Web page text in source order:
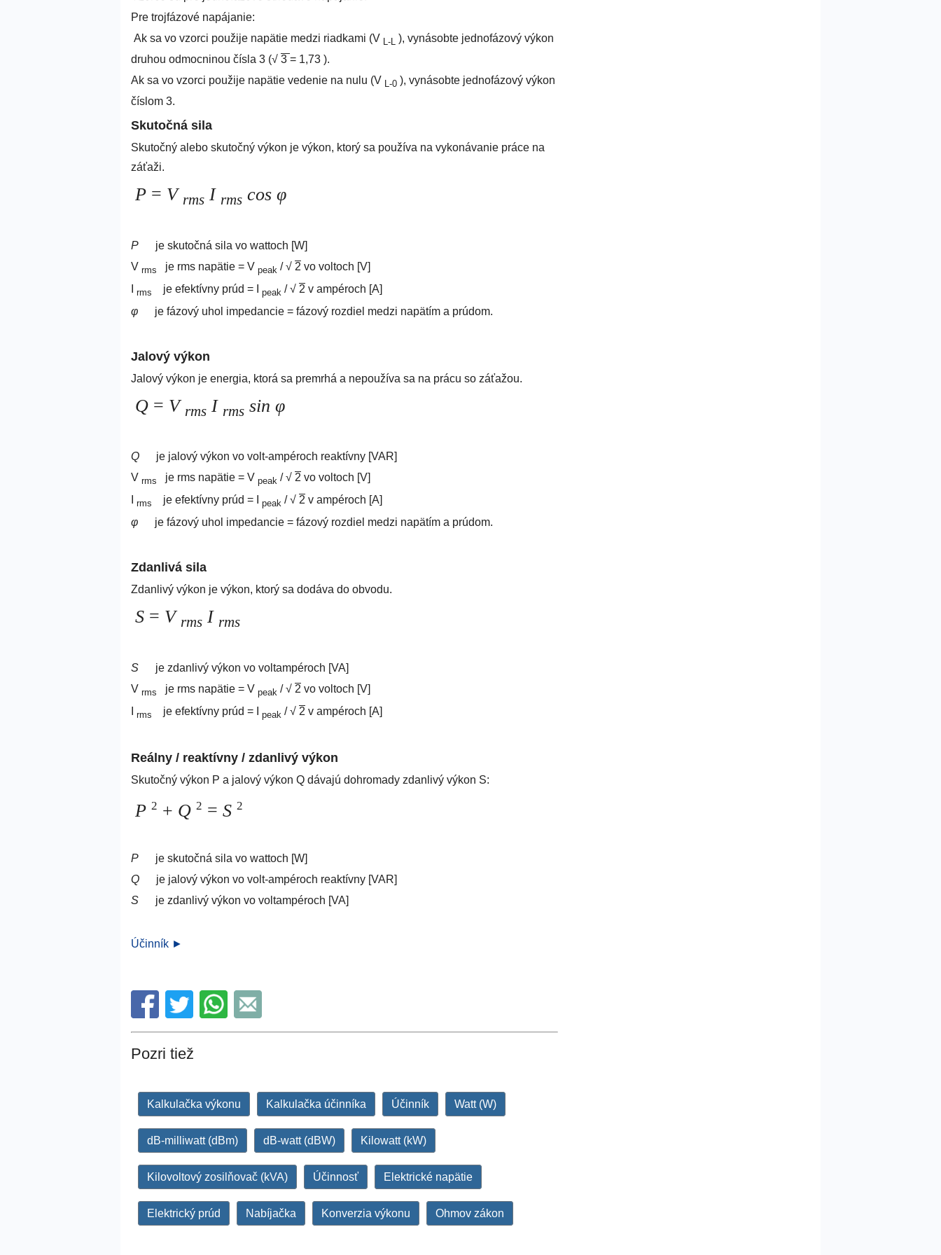
Pre trojfázové napájanie:
Ak sa vo vzorci použije napätie medzi riadkami (V L-L ), vynásobte jednofázový výkon
druhou odmocninou čísla 3 (√ 3 = 1,73 ).
Ak sa vo vzorci použije napätie vedenie na nulu (V L-0 ), vynásobte jednofázový výkon
číslom 3.
Skutočná sila
Skutočný alebo skutočný výkon je výkon, ktorý sa používa na vykonávanie práce na
záťaži.
P = V rms I rms cos φ
P je skutočná sila vo wattoch [W]
V rms je rms napätie = V peak / √ 2 vo voltoch [V]
rms je efektívny prúd = I peak / √ 2 v ampéroch [A]
φ je fázový uhol impedancie = fázový rozdiel medzi napätím a prúdom.
Jalový výkon
Jalový výkon je energia, ktorá sa premrhá a nepoužíva sa na prácu so záťažou.
Q = V rms I rms sin φ
Q je jalový výkon vo volt-ampéroch reaktívny [VAR]
V rms je rms napätie = V peak / √ 2 vo voltoch [V]
rms je efektívny prúd = I peak / √ 2 v ampéroch [A]
φ je fázový uhol impedancie = fázový rozdiel medzi napätím a prúdom.
Zdanlivá sila
Zdanlivý výkon je výkon, ktorý sa dodáva do obvodu.
S = V rms I rms
S je zdanlivý výkon vo voltampéroch [VA]
V rms je rms napätie = V peak / √ 2 vo voltoch [V]
rms je efektívny prúd = I peak / √ 2 v ampéroch [A]
Reálny / reaktívny / zdanlivý výkon
Skutočný výkon P a jalový výkon Q dávajú dohromady zdanlivý výkon S:
P 2 + Q 2 = S 2
P je skutočná sila vo wattoch [W]
Q je jalový výkon vo volt-ampéroch reaktívny [VAR]
S je zdanlivý výkon vo voltampéroch [VA]
Účinník ►
Pozri tiež
Kalkulačka výkonu Kalkulačka účinníka Účinník Watt (W)
dB-milliwatt (dBm) dB-watt (dBW) Kilowatt (kW)
Kilovoltový zosilňovač (kVA) Účinnosť Elektrické napätie
Elektrický prúd Nabíjačka Konverzia výkonu Ohmov zákon